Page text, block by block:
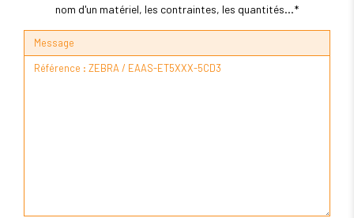
nom d'un matériel, les contraintes, les quantités...*
Message